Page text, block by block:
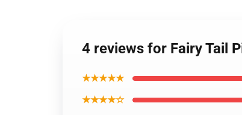
4 reviews for Fairy Tail
★★★★★
★★★★☆